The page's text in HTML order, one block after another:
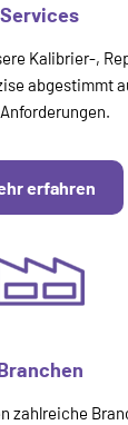
Services
Kalibrier-,
abgestimmt
erfahren
zahlreiche